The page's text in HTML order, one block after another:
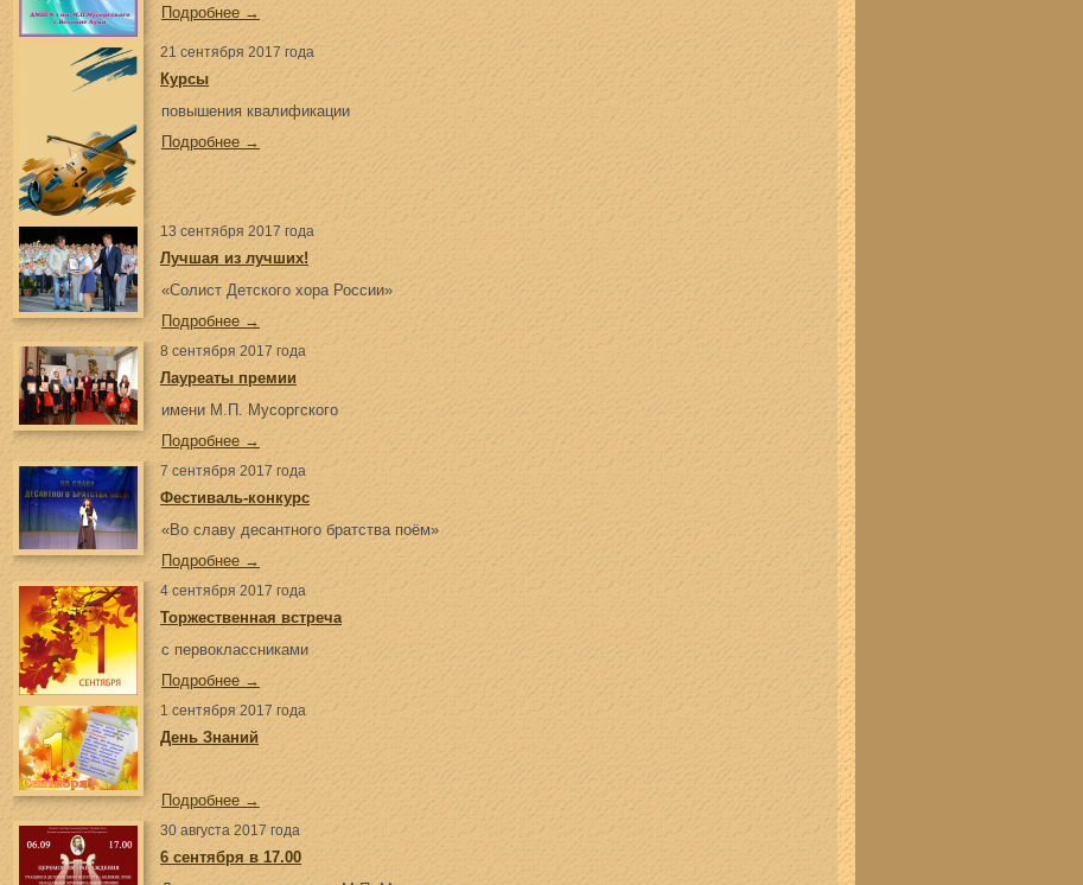
Подробнее →
21 сентября 2017 года
Курсы
повышения квалификации
Подробнее →
13 сентября 2017 года
Лучшая из лучших!
«Солист Детского хора России»
Подробнее →
8 сентября 2017 года
Лауреаты премии
имени М.П. Мусоргского
Подробнее →
7 сентября 2017 года
Фестиваль-конкурс
«Во славу десантного братства поём»
Подробнее →
4 сентября 2017 года
Торжественная встреча
с первоклассниками
Подробнее →
1 сентября 2017 года
День Знаний
Подробнее →
30 августа 2017 года
6 сентября в 17.00